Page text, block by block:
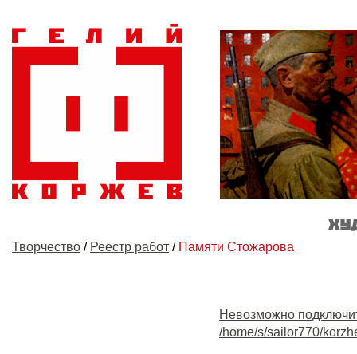
Творчество / Реестр работ / Памяти Стожарова
Невозможно
/home/s/sailor770/